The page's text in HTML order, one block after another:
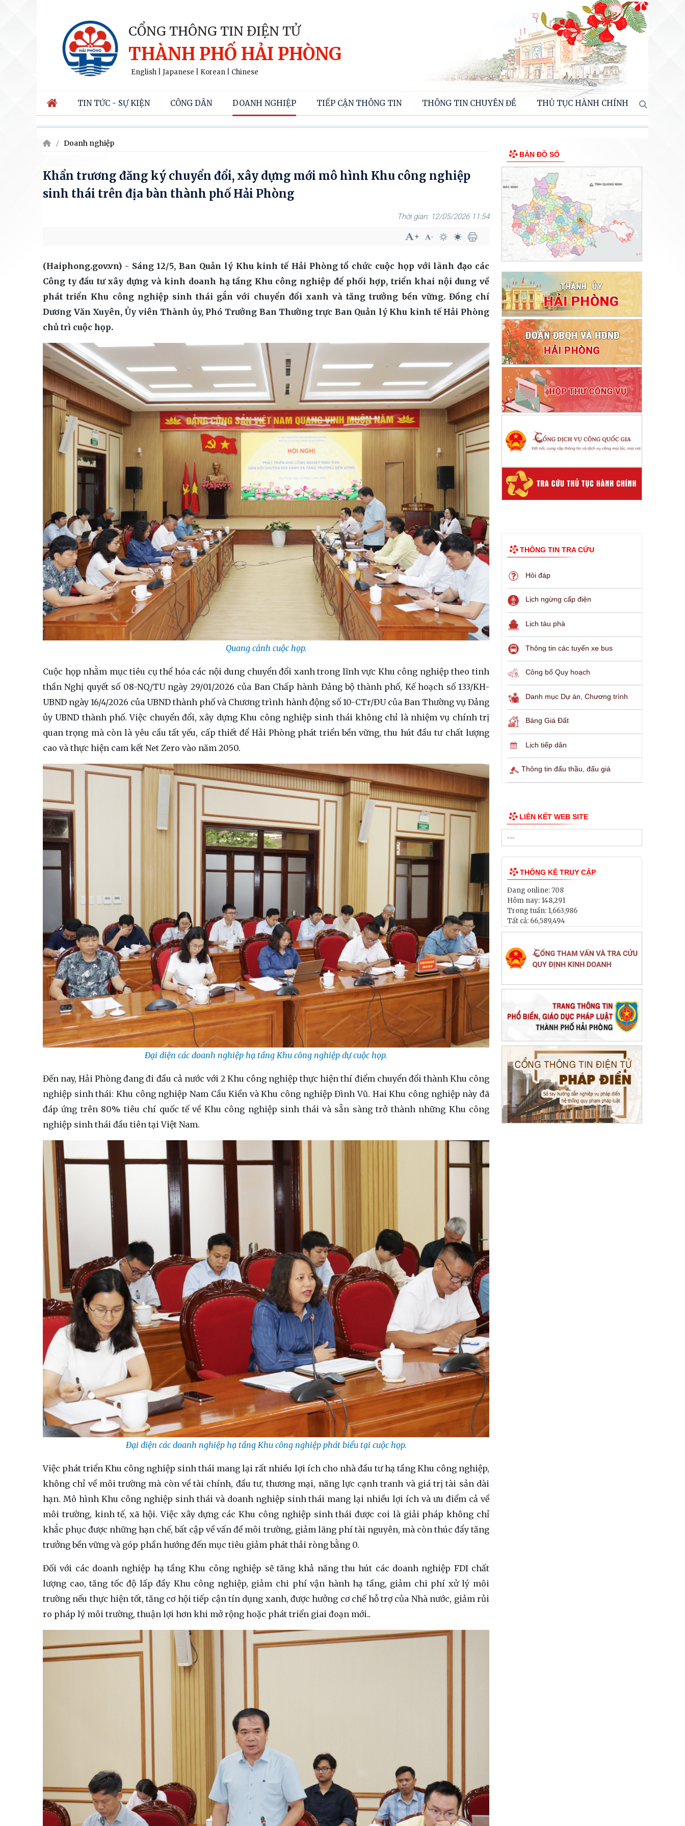
CỔNG THÔNG TIN ĐIỆN TỬ
THÀNH PHỐ HẢI PHÒNG
English Japanese Korean Chinese
TIN TỨC - SỰ KIỆN CÔNG DÂN DOANH NGHIỆP TIẾP CẬN THÔNG TIN THÔNG TIN CHUYÊN ĐỀ THỦ TỤC HÀNH CHÍNH
Doanh nghiệp
Khẩn trương đăng ký chuyển đổi, xây dựng mới mô hình Khu công nghiệp
sinh thái trên địa bàn thành phố Hải Phòng
12/05/2026 11:54
(Haiphong.gov.vn) - Sáng 12/5, Ban Quản lý Khu kinh tế Hải Phòng tổ chức cuộc họp với lãnh đạo các
Công ty đầu tư xây dựng và kinh doanh hạ tầng Khu công nghiệp để phối hợp, triển khai nội dung về
phát triển Khu công nghiệp sinh thái gắn với chuyển đổi xanh và tăng trưởng bền vững. Đồng chí
Dương Văn Xuyên, Ủy viên Thành ủy, Phó Trưởng Ban Thường trực Ban Quản lý Khu kinh tế Hải Phòng
chủ trì cuộc họp.
Quang cảnh cuộc họp.
Cuộc họp nhằm mục tiêu cụ thể hóa các nội dung chuyển đổi xanh trong lĩnh vực Khu công nghiệp theo tinh
thần Nghị quyết số 08-NQ/TU ngày 29/01/2026 của Ban Chấp hành Đảng bộ thành phố, Kế hoạch số 133/KH-
UBND ngày 16/4/2026 của UBND thành phố và Chương trình hành động số 10-CTr/ĐU của Ban Thường vụ Đảng
ủy UBND thành phố. Việc chuyển đổi, xây dựng Khu công nghiệp sinh thái không chỉ là nhiệm vụ chính trị
quan trọng mà còn là yêu cầu tất yếu, cấp thiết để Hải Phòng phát triển bền vững, thu hút đầu tư chất lượng
cao và thực hiện cam kết Net Zero vào năm 2050.
Đại diện các doanh nghiệp hạ tầng Khu công nghiệp dự cuộc họp.
Đến nay, Hải Phòng đang đi đầu cả nước với 2 Khu công nghiệp thực hiện thí điểm chuyển đổi thành Khu công
nghiệp sinh thái: Khu công nghiệp Nam Cầu Kiền và Khu công nghiệp Đình Vũ. Hai Khu công nghiệp này đã
đáp ứng trên 80% tiêu chí quốc tế về Khu công nghiệp sinh thái và sẵn sàng trở thành những Khu công
nghiệp sinh thái đầu tiên tại Việt Nam.
Đại diện các doanh nghiệp hạ tầng Khu công nghiệp phát biểu tại cuộc họp.
Việc phát triển Khu công nghiệp sinh thái mang lại rất nhiều lợi ích cho nhà đầu tư hạ tầng Khu công nghiệp,
không chỉ về môi trường mà còn về tài chính, đầu tư, thương mại, năng lực cạnh tranh và giá trị tài sản dài
hạn. Mô hình Khu công nghiệp sinh thái và doanh nghiệp sinh thái mang lại nhiều lợi ích và ưu điểm cả về
môi trường, kinh tế, xã hội. Việc xây dựng các Khu công nghiệp sinh thái được coi là giải pháp không chỉ
khắc phục được những hạn chế, bất cập về vấn đề môi trường, giảm lãng phí tài nguyên, mà còn thúc đẩy tăng
trưởng bền vững và góp phần hướng đến mục tiêu giảm phát thải ròng bằng 0.
Đối với các doanh nghiệp hạ tầng Khu công nghiệp sẽ tăng khả năng thu hút các doanh nghiệp FDI chất
lượng cao, tăng tốc độ lấp đầy Khu công nghiệp, giảm chi phí vận hành hạ tầng, giảm chi phí xử lý môi
trường nếu thực hiện tốt, tăng cơ hội tiếp cận tín dụng xanh, được hưởng cơ chế hỗ trợ của Nhà nước, giảm rủi
ro pháp lý môi trường, thuận lợi hơn khi mở rộng hoặc phát triển giai đoạn mới..
BẢN ĐỒ SỐ
THÔNG TIN TRA CỨU
Hỏi đáp
Lịch ngừng cấp điện
Lịch tàu phà
Thông tin các tuyến xe bus
Công bố Quy hoạch
Danh mục Dự án, Chương trình
Bảng Giá Đất
Lịch tiếp dân
Thông tin đấu thầu, đấu giá
LIÊN KẾT WEB SITE
THỐNG KÊ TRUY CẬP
Đang online:708
Hôm nay: 148,291
Trong tuần: 1,663,986
Tất cả: 66,589,494